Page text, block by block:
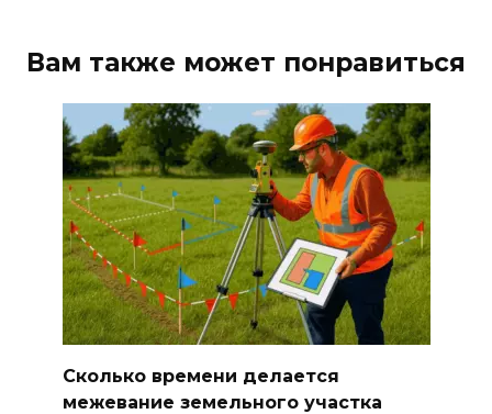
Вам также может понравиться
Сколько времени делается
межевание земельного участка